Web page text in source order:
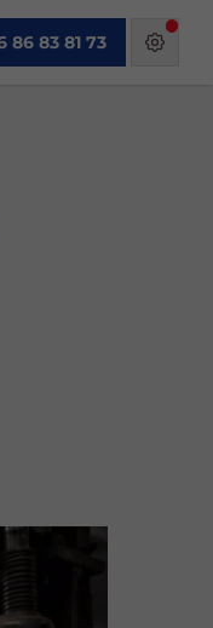
86 83 81 73